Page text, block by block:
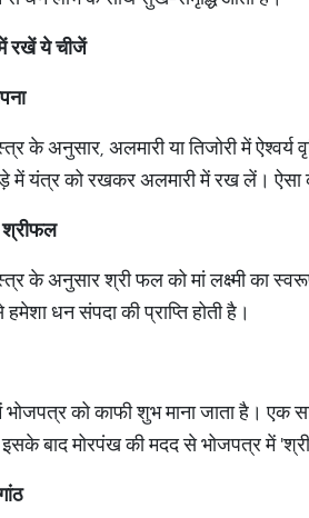
रखें ये चीजें
के अनुसार, अलमारी या तिजोरी में
में यंत्र को रखकर अलमारी में रख लें। ऐसा
श्रीफल
के अनुसार श्री फल को मां लक्ष्मी का
धन संपदा की प्राप्ति होती है।
में भोजपत्र को काफी शुभ माना जाता है।
बाद मोरपंख की मदद से भोजपत्र में